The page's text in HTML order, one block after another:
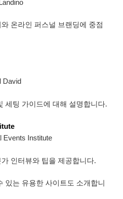
온라인 퍼스널 브랜딩에 중점
David
세팅 가이드에 대해 설명합니다.
Events Institute
인터뷰와 팁을 제공합니다.
있는 유용한 사이트도 소개합니